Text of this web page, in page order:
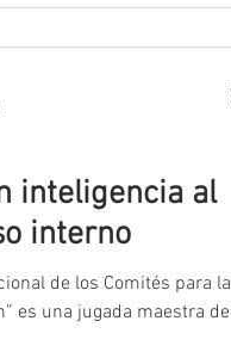
inteligencia al
interno
de los Comités para la
es una jugada maestra de